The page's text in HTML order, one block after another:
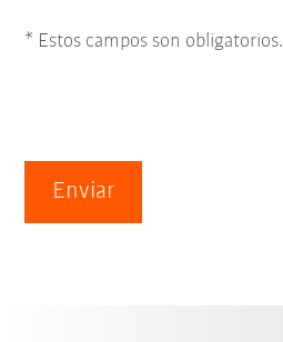
* Estos campos son obligatorios.
Enviar